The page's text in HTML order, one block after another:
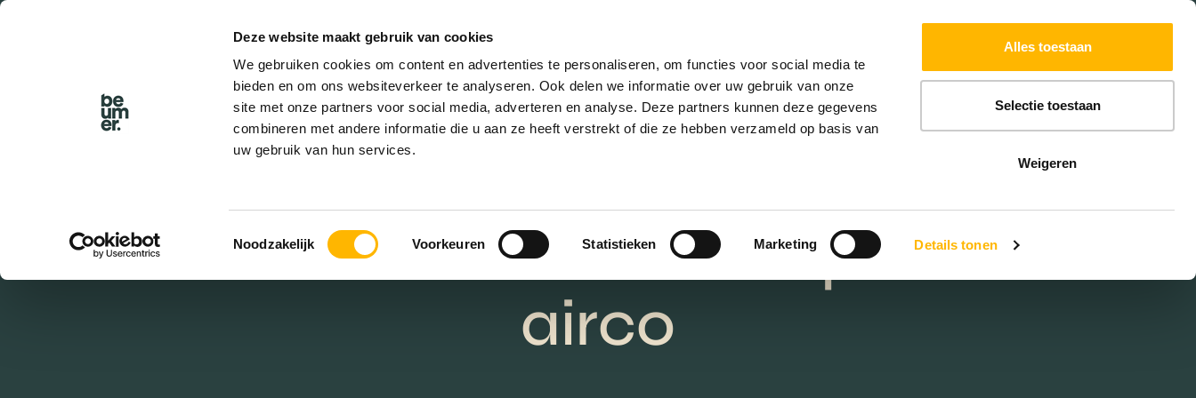
Deze website maakt gebruik van cookies
We gebruiken cookies om content en advertenties te personaliseren, om functies voor social media te
bieden en om ons websiteverkeer te analyseren. Ook delen we informatie over uw gebruik van onze
site met onze partners voor social media, adverteren en analyse. Deze partners kunnen deze gegevens
combineren met andere informatie die u aan ze heeft verstrekt of die ze hebben verzameld op basis van
uw gebruik van hun services.
Toestemmingsselectie
Noodzakelijk Voorkeuren Statistieken Marketing Details tonen
Alles toestaan
Selectie toestaan
Weigeren
EXTRA DIENSTEN
Koelen én
verwarmen met je
airco